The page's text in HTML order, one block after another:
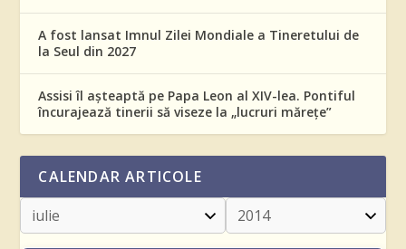
A fost lansat Imnul Zilei Mondiale a Tineretului de
la Seul din 2027
Assisi îl așteaptă pe Papa Leon al XIV-lea. Pontiful
încurajează tinerii să viseze la „lucruri mărețe”
CALENDAR ARTICOLE